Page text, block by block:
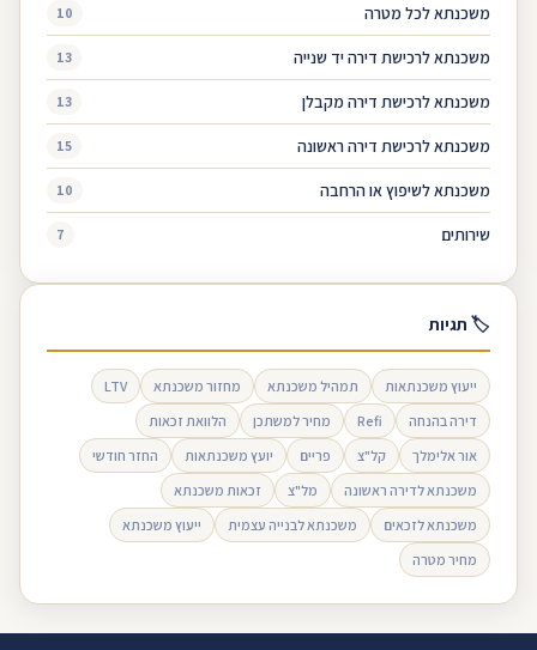
משכנתא לכל מטרה 10
משכנתא לרכישת דירה יד שנייה 13
משכנתא לרכישת דירה מקבלן 13
משכנתא לרכישת דירה ראשונה 15
משכנתא לשיפוץ או הרחבה 10
שירותים 7
🏷 תגיות
ייעוץ משכנתאות תמהיל משכנתא מחזור משכנתא
LTV
דירה בהנחה
Refi מחיר למשתכן
הלוואת זכאות
אור אלימלך
קל"צ פריים יועץ משכנתאות
החזר חודשי
משכנתא לדירה ראשונה
מל"צ
זכאות משכנתא
משכנתא לזכאים
משכנתא לבנייה עצמית
ייעוץ משכנתא
מחיר מטרה